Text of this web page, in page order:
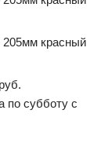
по субботу с